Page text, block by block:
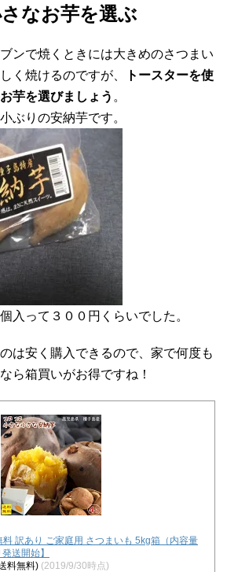
なお芋を選ぶ
ンで焼くときには大きめのさつまい
く焼けるのですが、
トースターを使
芋を選びましょう 。
ぶりの安納芋です。
入って３００円くらいでした。
は安く購入できるので、家で何度も
ら箱買いがお得ですね！
訳あり ご家庭用 さつまいも 5kg箱（内容量
送開始】
料無料) (2019/9/30時点)